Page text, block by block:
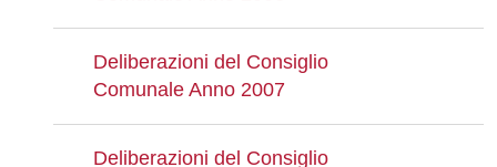
Deliberazioni del Consiglio
Comunale Anno 2007
Deliberazioni del Consiglio